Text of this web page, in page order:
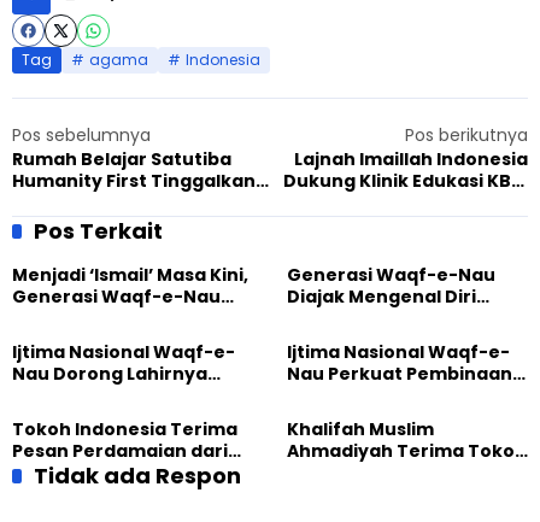
Tag agama Indonesia
Pos sebelumnya
Rumah Belajar Satutiba
Humanity First Tinggalkan
Anak di Papua Barat
Pos berikutnya
Lajnah Imaillah Indonesia
Dukung Klinik Edukasi KBB,
Institusi
Pos Terkait
Menjadi ‘Ismail’ Masa Kini,
Generasi Waqf-e-Nau
Pengabdian
Generasi Waqf-e-Nau
Diajak Mengenal Diri
Dunia
Ijtima Nasional Waqf-e-
Nau Dorong Lahirnya
Ijtima Nasional Waqf-e-
Nau Perkuat Pembinaan
Masa Depan
Tokoh Indonesia Terima
Pesan Perdamaian dari
Khalifah Muslim
Khalifah Muslim
Ahmadiyah Terima Tokoh
Tidak ada Respon